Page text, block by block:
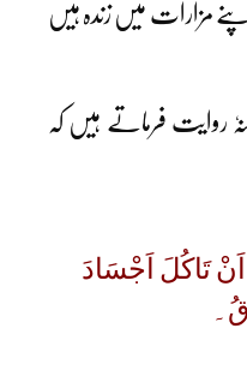
اپنے مزارات میں زندہ ہیں
روایت فرماتے ہیں کہ
تَاکُلَ اَجْسَادَ